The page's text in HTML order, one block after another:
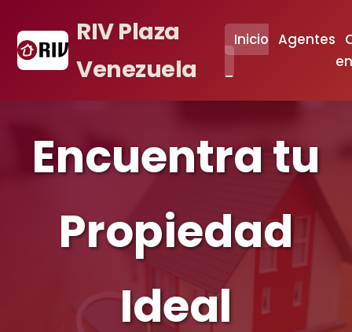
RIV Plaza
Venezuela
Inicio Agentes
Encuentra tu
Propiedad
Ideal